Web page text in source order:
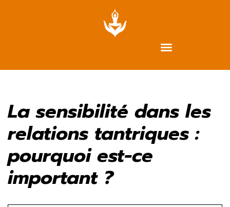
La sensibilité dans les
relations tantriques :
pourquoi est-ce
important ?